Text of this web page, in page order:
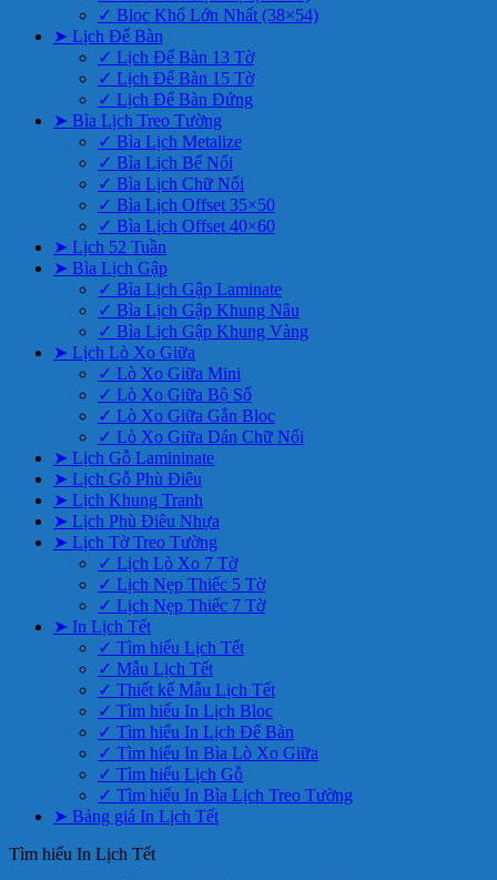
✓ Bloc Khổ Lớn Nhất (38×54)
➤ Lịch Để Bàn
✓ Lịch Để Bàn 13 Tờ
✓ Lịch Để Bàn 15 Tờ
✓ Lịch Để Bàn Đứng
➤ Bìa Lịch Treo Tường
✓ Bìa Lịch Metalize
✓ Bìa Lịch Bế Nổi
✓ Bìa Lịch Chữ Nổi
✓ Bìa Lịch Offset 35×50
✓ Bìa Lịch Offset 40×60
➤ Lịch 52 Tuần
➤ Bìa Lịch Gập
✓ Bìa Lịch Gập Laminate
✓ Bìa Lịch Gập Khung Nâu
✓ Bìa Lịch Gập Khung Vàng
➤ Lịch Lò Xo Giữa
✓ Lò Xo Giữa Mini
✓ Lò Xo Giữa Bộ Số
✓ Lò Xo Giữa Gắn Bloc
✓ Lò Xo Giữa Dán Chữ Nổi
➤ Lịch Gỗ Lamininate
➤ Lịch Gỗ Phù Điêu
➤ Lịch Khung Tranh
➤ Lịch Phù Điêu Nhựa
➤ Lịch Tờ Treo Tường
✓ Lịch Lò Xo 7 Tờ
✓ Lịch Nẹp Thiếc 5 Tờ
✓ Lịch Nẹp Thiếc 7 Tờ
➤ In Lịch Tết
✓ Tìm hiểu Lịch Tết
✓ Mẫu Lịch Tết
✓ Thiết kế Mẫu Lịch Tết
✓ Tìm hiểu In Lịch Bloc
✓ Tìm hiểu In Lịch Để Bàn
✓ Tìm hiểu In Bìa Lò Xo Giữa
✓ Tìm hiểu Lịch Gỗ
✓ Tìm hiểu In Bìa Lịch Treo Tường
➤ Bảng giá In Lịch Tết
Tìm hiểu In Lịch Tết